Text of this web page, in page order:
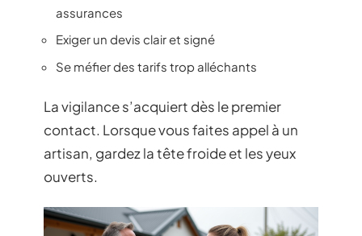
assurances
Exiger un devis clair et signé
Se méfier des tarifs trop alléchants
La vigilance s’acquiert dès le premier
contact. Lorsque vous faites appel à un
artisan, gardez la tête froide et les yeux
ouverts.